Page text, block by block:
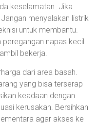
keselamatan. Jika
menyalakan listrik
untuk membantu.
peregangan napas kecil
bekerja.
dari area basah.
yang bisa terserap
keadaan dengan
kerusakan. Bersihkan
agar akses ke